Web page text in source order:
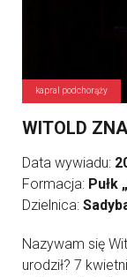
kapral podchorąży
WITOLD
Data wywiadu:
Formacja: Pułk
Dzielnica:
Nazywam się Wit
urodził? 7